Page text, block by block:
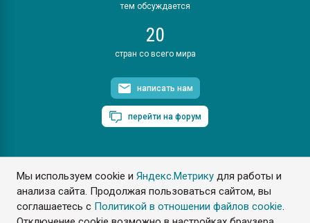
Мы используем cookie иЯндекс.Метрику для работы и
анализа сайта. Продолжая пользоваться сайтом, вы
соглашаетесь с Политикой в отношении файлов cookie.
тем обсуждается
20
стран со всего мира
написать нам
перейти на форум
ПластЭксперт © 2006. Все права защищены
Разрешается копирование материалов сайта с обязательной
ссылкой на www.e-plastic.ru
Разработка сайта